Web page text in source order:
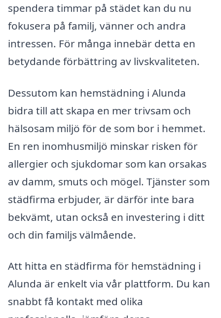
spendera timmar på städet kan du nu
fokusera på familj, vänner och andra
intressen. För många innebär detta en
betydande förbättring av livskvaliteten.
Dessutom kan hemstädning i Alunda
bidra till att skapa en mer trivsam och
hälsosam miljö för de som bor i hemmet.
En ren inomhusmiljö minskar risken för
allergier och sjukdomar som kan orsakas
av damm, smuts och mögel. Tjänster som
städfirma erbjuder, är därför inte bara
bekvämt, utan också en investering i ditt
och din familjs välmående.
Att hitta en städfirma för hemstädning i
Alunda är enkelt via vår plattform. Du kan
snabbt få kontakt med olika